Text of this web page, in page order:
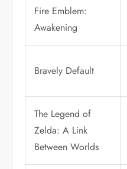
Fire Emblem:
Awakening
Bravely Default
The Legend of
Zelda: A Link
Between Worlds